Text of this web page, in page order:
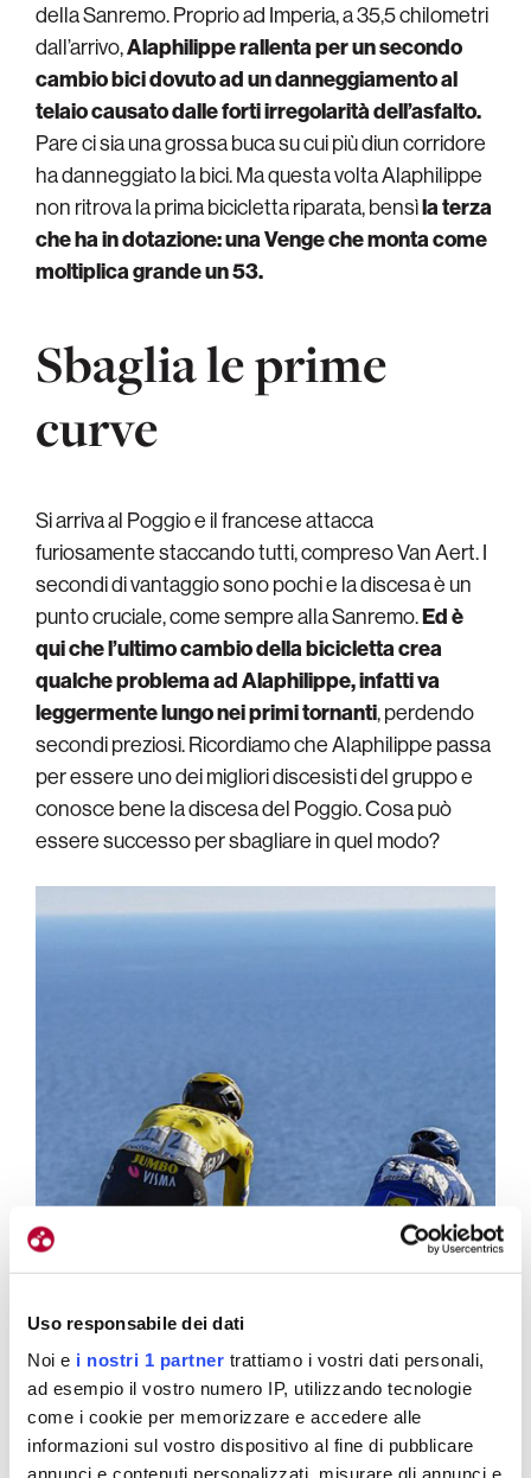
Uso responsabile dei dati
Noi e i nostri 1 partner trattiamo i vostri dati personali,
ad esempio il vostro numero IP, utilizzando tecnologie
come i cookie per memorizzare e accedere alle
informazioni sul vostro dispositivo al fine di pubblicare
annunci e contenuti personalizzati, misurare gli annunci e
della Sanremo. Proprio ad Imperia, a 35,5 chilometri
dall’arrivo,Alaphilippe rallenta per un secondo
cambio bici dovuto ad un danneggiamento al
telaio causato dalle forti irregolarità dell’asfalto.
Pare ci sia una grossa buca su cui più diun corridore
ha danneggiato la bici. Ma questa volta Alaphilippe
non ritrova la prima bicicletta riparata, bensìla terza
che ha in dotazione: una Venge che monta come
moltiplica grande un 53.
Sbaglia le prime
curve
Si arriva al Poggio e il francese attacca
furiosamente staccando tutti, compreso Van Aert. I
secondi di vantaggio sono pochi e la discesa è un
punto cruciale, come sempre alla Sanremo.Ed è
qui che l’ultimo cambio della bicicletta crea
qualche problema ad Alaphilippe, infatti va
leggermente lungo nei primi tornanti, perdendo
secondi preziosi. Ricordiamo che Alaphilippe passa
per essere uno dei migliori discesisti del gruppo e
conosce bene la discesa del Poggio. Cosa può
essere successo per sbagliare in quel modo?